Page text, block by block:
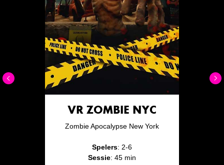
VR ZOMBIE NYC
Zombie Apocalypse New York
Spelers: 2-6
Sessie: 45 min